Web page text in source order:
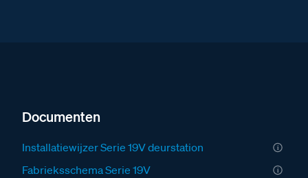
Documenten
Installatiewijzer Serie 19V deurstation
Fabrieksschema Serie 19V